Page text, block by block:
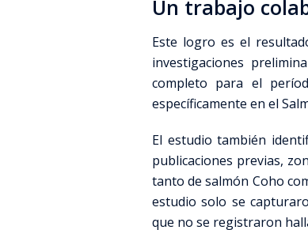
Un trabajo
Este logro es el
investigaciones
completo para el
específicamente en el
El estudio también
publicaciones previas,
tanto de salmón Coho
estudio solo se
que no se registraron